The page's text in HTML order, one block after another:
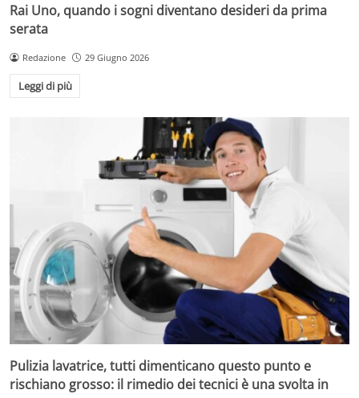
Rai Uno, quando i sogni diventano desideri da prima
serata
Redazione 29 Giugno 2026
Leggi di più
Pulizia lavatrice, tutti dimenticano questo punto e
rischiano grosso: il rimedio dei tecnici è una svolta in